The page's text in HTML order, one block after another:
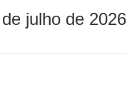
julho de 2026